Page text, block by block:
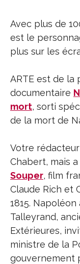
Avec plus de
est le
plus sur les
ARTE est de la
documentaire
mort, sorti
de la mort de
Votre
Chabert, mais
Souper, film
Claude Rich et
1815.
Talleyrand,
Extérieures,
ministre de la
gouvernement